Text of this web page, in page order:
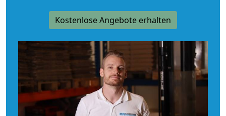
Kostenlose Angebote erhalten